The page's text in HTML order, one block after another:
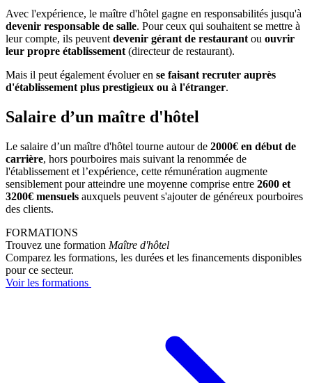
Avec l'expérience, le maître d'hôtel gagne en responsabilités jusqu'à
devenir responsable de salle. Pour ceux qui souhaitent se mettre à
leur compte, ils peuvent devenir gérant de restaurant ou ouvrir
leur propre établissement (directeur de restaurant).
Mais il peut également évoluer en se faisant recruter auprès
d'établissement plus prestigieux ou à l'étranger.
Salaire d’un maître d'hôtel
Le salaire d’un maître d'hôtel tourne autour de 2000€ en début de
carrière, hors pourboires mais suivant la renommée de
l'établissement et l’expérience, cette rémunération augmente
sensiblement pour atteindre une moyenne comprise entre 2600 et
3200€ mensuels auxquels peuvent s'ajouter de généreux pourboires
des clients.
FORMATIONS
Trouvez une formation Maître d'hôtel
Comparez les formations, les durées et les financements disponibles
pour ce secteur.
Voir les formations